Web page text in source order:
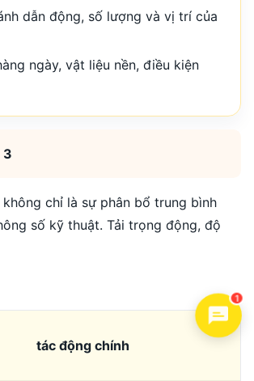
dẫn động, số lượng và vị trí của
ngày, vật liệu nền, điều kiện
3
chỉ là sự phân bổ trung bình
số kỹ thuật. Tải trọng động, độ
tác động chính
1